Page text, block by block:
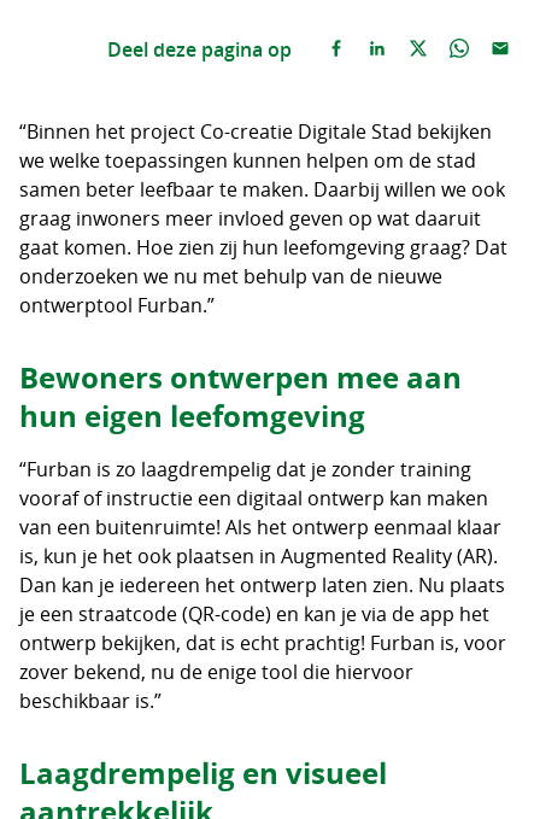
Deel deze pagina op
“Binnen het project Co-creatie Digitale Stad bekijken
we welke toepassingen kunnen helpen om de stad
samen beter leefbaar te maken. Daarbij willen we ook
graag inwoners meer invloed geven op wat daaruit
gaat komen. Hoe zien zij hun leefomgeving graag? Dat
onderzoeken we nu met behulp van de nieuwe
ontwerptool Furban.”
Bewoners ontwerpen mee aan
hun eigen leefomgeving
“Furban is zo laagdrempelig dat je zonder training
vooraf of instructie een digitaal ontwerp kan maken
van een buitenruimte! Als het ontwerp eenmaal klaar
is, kun je het ook plaatsen in Augmented Reality (AR).
Dan kan je iedereen het ontwerp laten zien. Nu plaats
je een straatcode (QR-code) en kan je via de app het
ontwerp bekijken, dat is echt prachtig! Furban is, voor
zover bekend, nu de enige tool die hiervoor
beschikbaar is.”
Laagdrempelig en visueel